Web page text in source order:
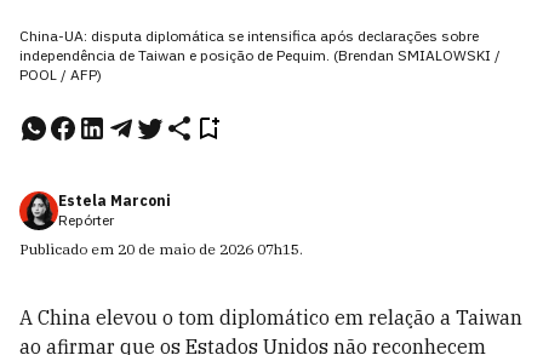
China-UA: disputa diplomática se intensifica após declarações sobre
independência de Taiwan e posição de Pequim. (Brendan SMIALOWSKI /
POOL / AFP)
Estela Marconi
Repórter
Publicado em 20 de maio de 2026 07h15.
A China elevou o tom diplomático em relação a Taiwan
ao afirmar que os Estados Unidos não reconhecem